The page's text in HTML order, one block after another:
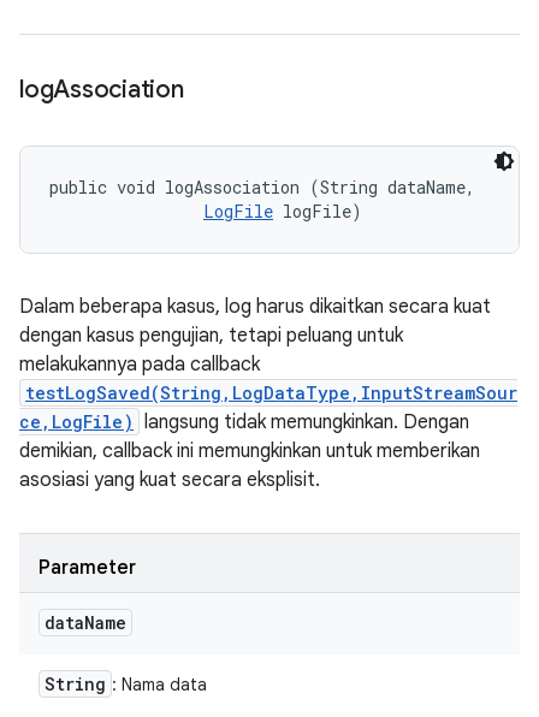
logAssociation
public void logAssociation (String dataName,
LogFile logFile)
Dalam beberapa kasus, log harus dikaitkan secara kuat
dengan kasus pengujian, tetapi peluang untuk
melakukannya pada callback
testLogSaved(String,LogDataType,InputStreamSour
ce,LogFile) langsung tidak memungkinkan. Dengan
demikian, callback ini memungkinkan untuk memberikan
asosiasi yang kuat secara eksplisit.
Parameter
dataName
String : Nama data